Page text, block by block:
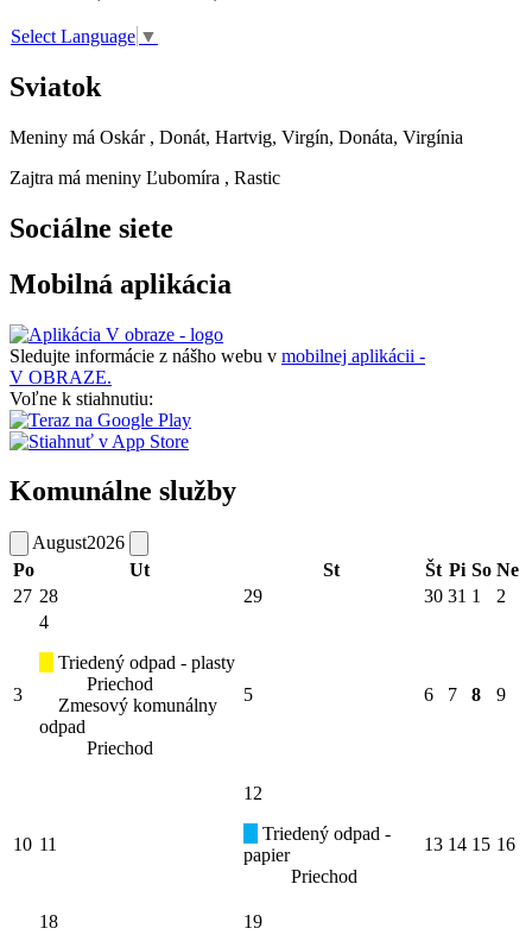
Select Language ▼
Sviatok
Meniny má Oskár , Donát, Hartvig, Virgín, Donáta, Virgínia
Zajtra má meniny Ľubomíra , Rastic
Sociálne siete
Mobilná aplikácia
Sledujte informácie z nášho webu v mobilnej aplikácii -
V OBRAZE.
Voľne k stiahnutiu:
Komunálne služby
August2026
Po
Ut St Št Pi So Ne
27 28 29 30 31 1 2
3
4
Triedený odpad - plasty
Priechod
Zmesový komunálny
odpad
Priechod
5 6 7 8 9
10 11
12
Triedený odpad -
papier
Priechod
13 14 15 16
18
19